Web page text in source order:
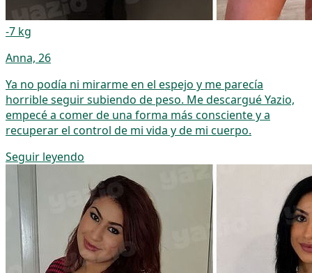
-7 kg
Anna, 26
Ya no podía ni mirarme en el espejo y me parecía
horrible seguir subiendo de peso. Me descargué Yazio,
empecé a comer de una forma más consciente y a
recuperar el control de mi vida y de mi cuerpo.
Seguir leyendo